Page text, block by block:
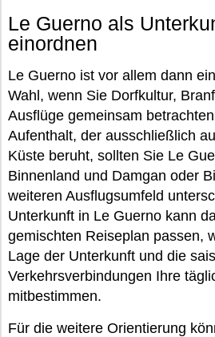
Le Guerno als
einordnen
Le Guerno ist vor allem dann
Wahl, wenn Sie Dorfkultur,
Ausflüge gemeinsam
Aufenthalt, der ausschließlich
Küste beruht, sollten Sie Le
Binnenland und Damgan oder
weiteren Ausflugsumfeld
Unterkunft in Le Guerno kann
gemischten Reiseplan passen,
Lage der Unterkunft und die
Verkehrsverbindungen Ihre
mitbestimmen.
Für die weitere Orientierung